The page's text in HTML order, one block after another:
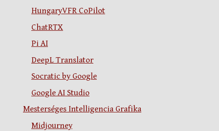
HungaryVFR CoPilot
ChatRTX
Pi AI
DeepL Translator
Socratic by Google
Google AI Studio
Mesterséges Intelligencia Grafika
Midjourney